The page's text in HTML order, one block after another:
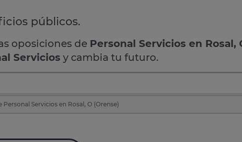
públicos.
oposiciones de Personal Servicios en Rosal,
Servicios y cambia tu futuro.
Personal Servicios en Rosal, O (Orense)